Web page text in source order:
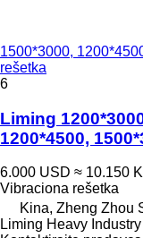
1500*3000,
rešetka
6
Liming
1200*4500,
6.000 USD ≈ 10.150
Vibraciona rešetka
Kina, Zheng Zhou
Liming Heavy Industry